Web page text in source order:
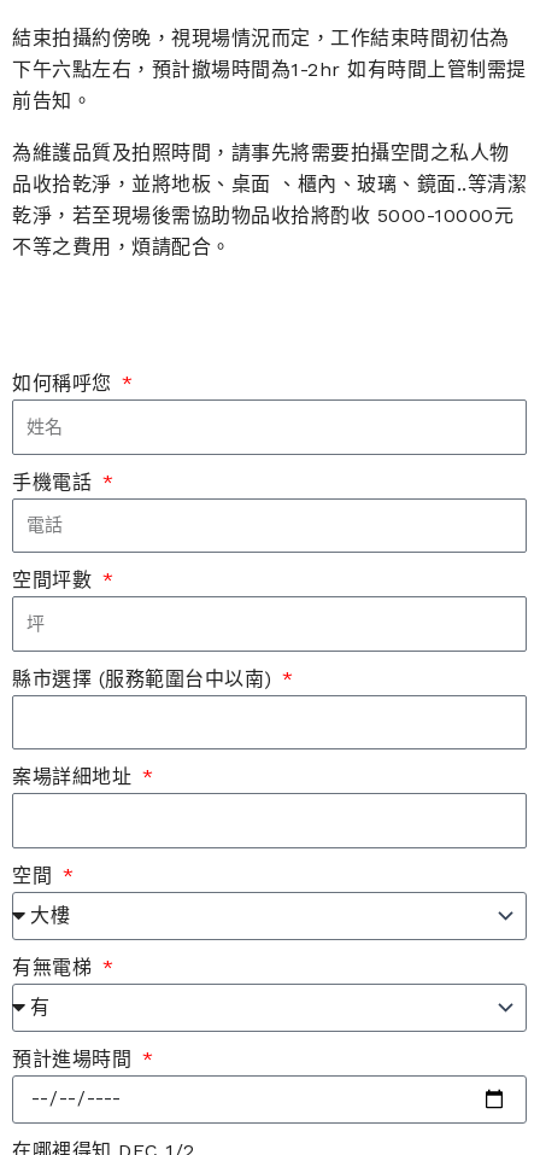
結束拍攝約傍晚，視現場情況而定，工作結束時間初估為
下午六點左右，預計撤場時間為1-2hr 如有時間上管制需提
前告知。
為維護品質及拍照時間，請事先將需要拍攝空間之私人物
品收拾乾淨，並將地板、桌面 、櫃內、玻璃、鏡面..等清潔
乾淨，若至現場後需協助物品收拾將酌收 5000-10000元
不等之費用，煩請配合。
如何稱呼您
手機電話
空間坪數
縣市選擇 (服務範圍台中以南)
案場詳細地址
空間
有無電梯
預計進場時間